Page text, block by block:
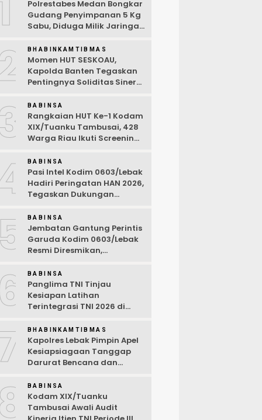
Polrestabes Medan Bongkar
Gudang Penyimpanan 5 Kg
Sabu, Diduga Milik Jaringan
BHABINKAMTIBMAS
Momen HUT SESKOAU,
Kapolda Banten Tegaskan
Pentingnya Soliditas Sinergi
BABINSA
Rangkaian HUT Ke-1 Kodam
XIX/Tuanku Tambusai, 428
Warga Riau Ikuti Screening
BABINSA
Pasi Intel Kodim 0603/Lebak
Hadiri Peringatan HAN 2026,
Tegaskan Dukungan
Ramah Anak
5 BABINSA
Jembatan Gantung Perintis
Garuda Kodim 0603/Lebak
Resmi Diresmikan,
Desa Wanasalam
BABINSA
Panglima TNI Tinjau
Kesiapan Latihan
Terintegrasi TNI 2026 di
BHABINKAMTIBMAS
Kapolres Lebak Pimpin Apel
Kesiapsiagaan Tanggap
Darurat Bencana dan
BABINSA
Kodam XIX/Tuanku
Tambusai Awali Audit